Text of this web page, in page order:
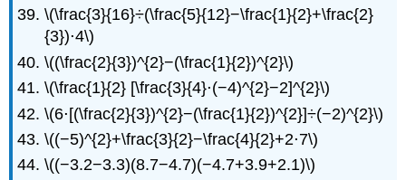
\(\frac{3}{16}÷(\frac{5}{12}−\frac{1}{2}+\frac{2}
{3})⋅4\)
\((\frac{2}{3})^{2}−(\frac{1}{2})^{2}\)
\(\frac{1}{2} [\frac{3}{4}⋅(−4)^{2}−2]^{2}\)
\(6⋅[(\frac{2}{3})^{2}−(\frac{1}{2})^{2}]÷(−2)^{2}\)
\((−5)^{2}+\frac{3}{2}−\frac{4}{2}+2⋅7\)
\((−3.2−3.3)(8.7−4.7)(−4.7+3.9+2.1)\)